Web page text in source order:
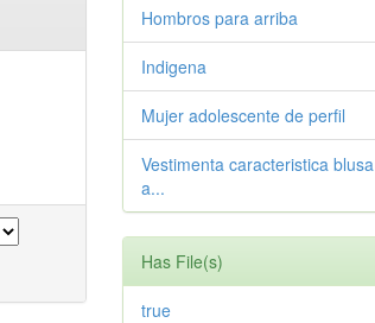
Hombros para arriba
Indigena
Mujer adolescente de perfil
Vestimenta caracteristica blusa
a...
Has File(s)
true